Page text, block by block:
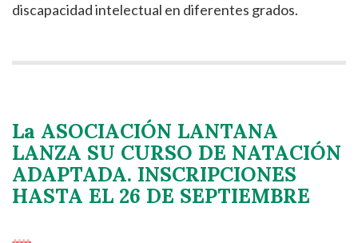
discapacidad intelectual en diferentes grados.
La ASOCIACIÓN LANTANA
LANZA SU CURSO DE NATACIÓN
ADAPTADA. INSCRIPCIONES
HASTA EL 26 DE SEPTIEMBRE